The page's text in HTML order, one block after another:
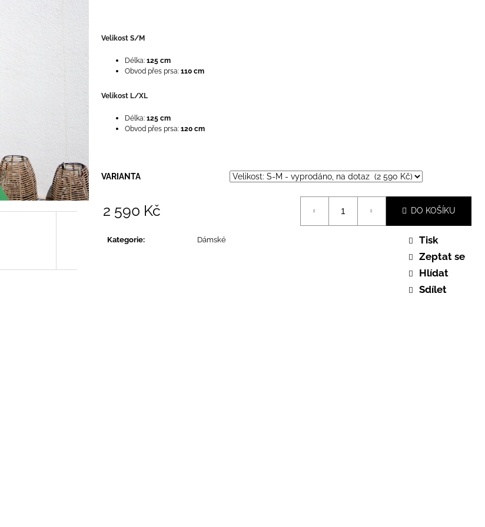
Velikost S/M
Délka: 125 cm
Obvod přes prsa: 110 cm
Velikost L/XL
Délka: 125 cm
Obvod přes prsa: 120 cm
VARIANTA
2 590 Kč
cena:
DO KOŠÍKU
Kategorie: Dámské
Tisk
Zeptat se
Hlídat
Sdílet